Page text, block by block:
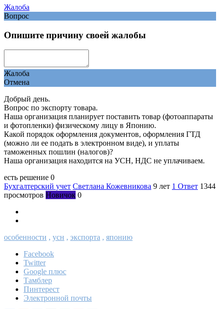
Жалоба
Вопрос
Опишите причину своей жалобы
Жалоба
Отмена
Добрый день.
Вопрос по экспорту товара.
Наша организация планирует поставить товар (фотоаппараты
и фотопленки) физическому лицу в Японию.
Какой порядок оформления документов, оформления ГТД
(можно ли ее подать в электронном виде), и уплаты
таможенных пошлин (налогов)?
Наша организация находится на УСН, НДС не уплачиваем.
есть решение 0
Бухгалтерский учет Светлана Кожевникова 9 лет 1 Ответ 1344
просмотров Новичок 0
особенности , усн , экспорта , японию
Facebook
Twitter
Google плюс
Тамблер
Пинтерест
Электронной почты